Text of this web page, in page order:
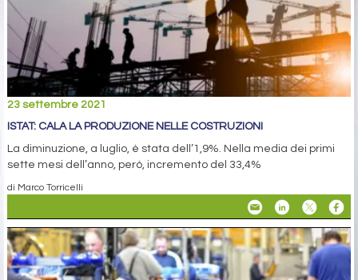
23 settembre 2021
ISTAT: CALA LA PRODUZIONE NELLE COSTRUZIONI
La diminuzione, a luglio, è stata dell’1,9%. Nella media dei primi
sette mesi dell’anno, però, incremento del 33,4%
di Marco Torricelli